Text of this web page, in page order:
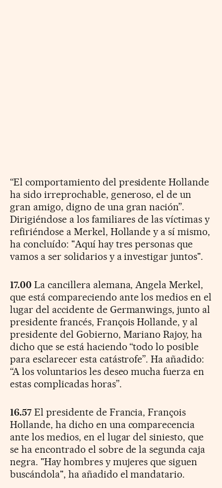
“El comportamiento del presidente Hollande
ha sido irreprochable, generoso, el de un
gran amigo, digno de una gran nación”.
Dirigiéndose a los familiares de las víctimas y
refiriéndose a Merkel, Hollande y a sí mismo,
ha concluído: "Aquí hay tres personas que
vamos a ser solidarios y a investigar juntos".
17.00 La cancillera alemana, Angela Merkel,
que está compareciendo ante los medios en el
lugar del accidente de Germanwings, junto al
presidente francés, François Hollande, y al
presidente del Gobierno, Mariano Rajoy, ha
dicho que se está haciendo “todo lo posible
para esclarecer esta catástrofe”. Ha añadido:
“A los voluntarios les deseo mucha fuerza en
estas complicadas horas”.
16.57El presidente de Francia, François
Hollande, ha dicho en una comparecencia
ante los medios, en el lugar del siniesto, que
se ha encontrado el sobre de la segunda caja
negra. "Hay hombres y mujeres que siguen
buscándola", ha añadido el mandatario.